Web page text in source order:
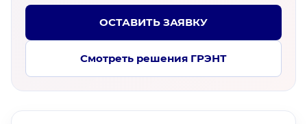
ОСТАВИТЬ ЗАЯВКУ
Смотреть решения ГРЭНТ